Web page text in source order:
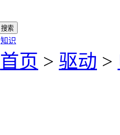
搜索
知识
首页 > 驱动 >